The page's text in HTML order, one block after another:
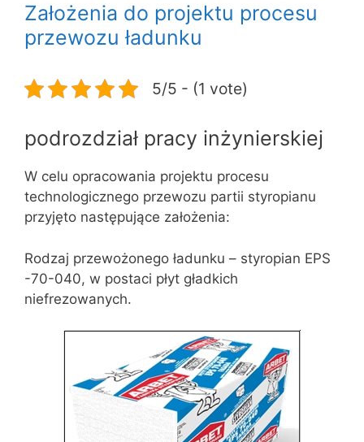
Założenia do projektu procesu
przewozu ładunku
5/5 - (1 vote)
podrozdział pracy inżynierskiej
W celu opracowania projektu procesu
technologicznego przewozu partii styropianu
przyjęto następujące założenia:
Rodzaj przewożonego ładunku – styropian EPS
-70-040, w postaci płyt gładkich
niefrezowanych.